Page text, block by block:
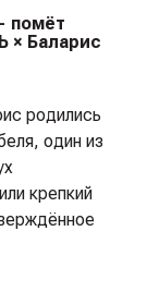
помёт
× Баларис
родились
один из
крепкий